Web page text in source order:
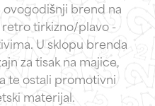
ovogodišnji brend na
tirkizno/plavo -
U sklopu brenda
za tisak na majice,
te ostali promotivni
materijal.